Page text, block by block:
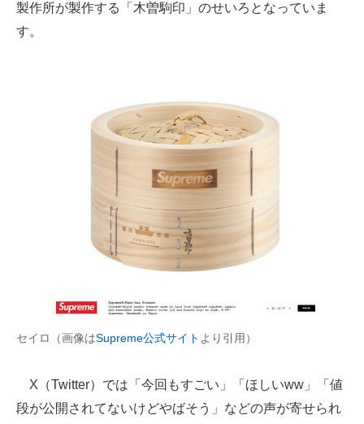
製作所が製作する「木曽駒印」のせいろとなっていま
す。
セイロ（画像はSupreme公式サイト より引用）
X（Twitter）では「今回もすごい」「ほしいww」「値
段が公開されてないけどやばそう」などの声が寄せられ